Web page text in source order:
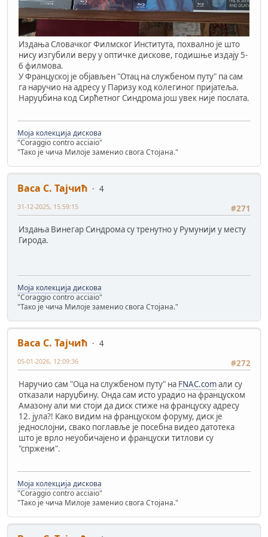
Издања Словачког Филмског Института, похвално је што
нису изгубили веру у оптичке дискове, годишње издају 5-
6 филмова.
У Француској је објављен "Отац на службеном путу" па сам
га наручио на адресу у Паризу код колегиног пријатеља.
Наруџбина код Сирћетног Синдрома још увек није послата.
Моја колекција дискова
"Coraggio contro acciaio"
"Тако је чича Милоје заменио свога Стојана."
Васа С. Тајчић
4
#271
31-12-2025, 15:59:15
Издања Винегар Синдрома су тренутно у Румунији у месту
Гирода.
Моја колекција дискова
"Coraggio contro acciaio"
"Тако је чича Милоје заменио свога Стојана."
Васа С. Тајчић
4
#272
05-01-2026, 12:09:36
Наручио сам "Оца на службеном путу" на FNAC.comали су
отказали наруџбину. Онда сам исто урадио на француском
Амазону али ми стоји да диск стиже на француску адресу
12. јула?! Како видим на француском форуму, диск је
једнослојни, свако поглавље је посебна видео датотека
што је врло неуобичајено и француски титлови су
"спржени".
Моја колекција дискова
"Coraggio contro acciaio"
"Тако је чича Милоје заменио свога Стојана."